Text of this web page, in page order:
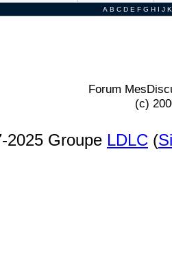
A B C D E F G H I J K
Forum
(c)
2025 Groupe LDLC (